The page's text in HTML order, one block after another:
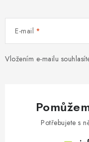
E-mail
Vložením e-mailu
Potřebujete s